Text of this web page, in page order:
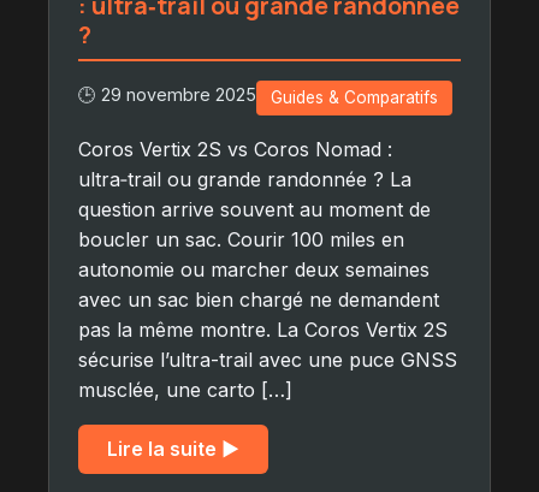
?
🕒 29 novembre 2025 Guides & Comparatifs
Coros Vertix 2S vs Coros Nomad :
ultra‑trail ou grande randonnée ? La
question arrive souvent au moment de
boucler un sac. Courir 100 miles en
autonomie ou marcher deux semaines
avec un sac bien chargé ne demandent
pas la même montre. La Coros Vertix 2S
sécurise l’ultra-trail avec une puce GNSS
musclée, une carto […]
Lire la suite ▶︎